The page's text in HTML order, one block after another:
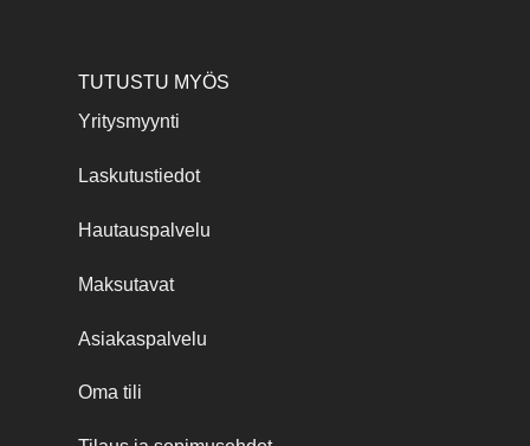
TUTUSTU MYÖS
Yritysmyynti
Laskutustiedot
Hautauspalvelu
Maksutavat
Asiakaspalvelu
Oma tili